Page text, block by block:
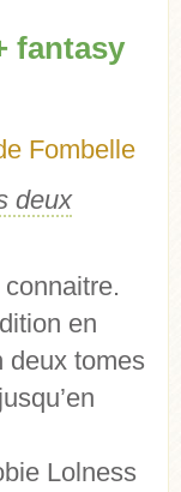
fantasy
Fombelle
deux
connaitre.
en
deux tomes
Lolness